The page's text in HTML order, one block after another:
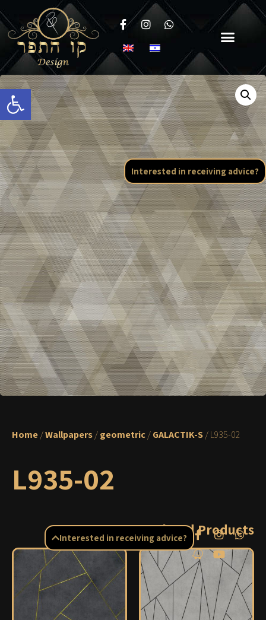
Open toolbar
Home/Wallpapers/geometric/GALACTIK-S/ L935-02
L935-02
Related Products
Interested in receiving advice?
Interested in receiving advice?